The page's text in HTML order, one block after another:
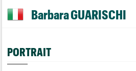
Barbara GUARISCHI
PORTRAIT